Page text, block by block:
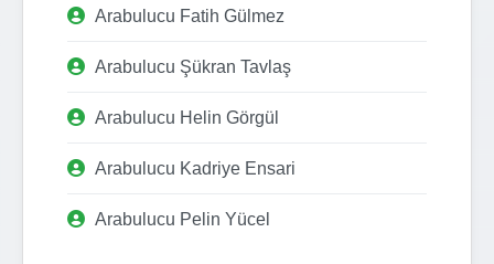
Arabulucu Fatih Gülmez
Arabulucu Şükran Tavlaş
Arabulucu Helin Görgül
Arabulucu Kadriye Ensari
Arabulucu Pelin Yücel